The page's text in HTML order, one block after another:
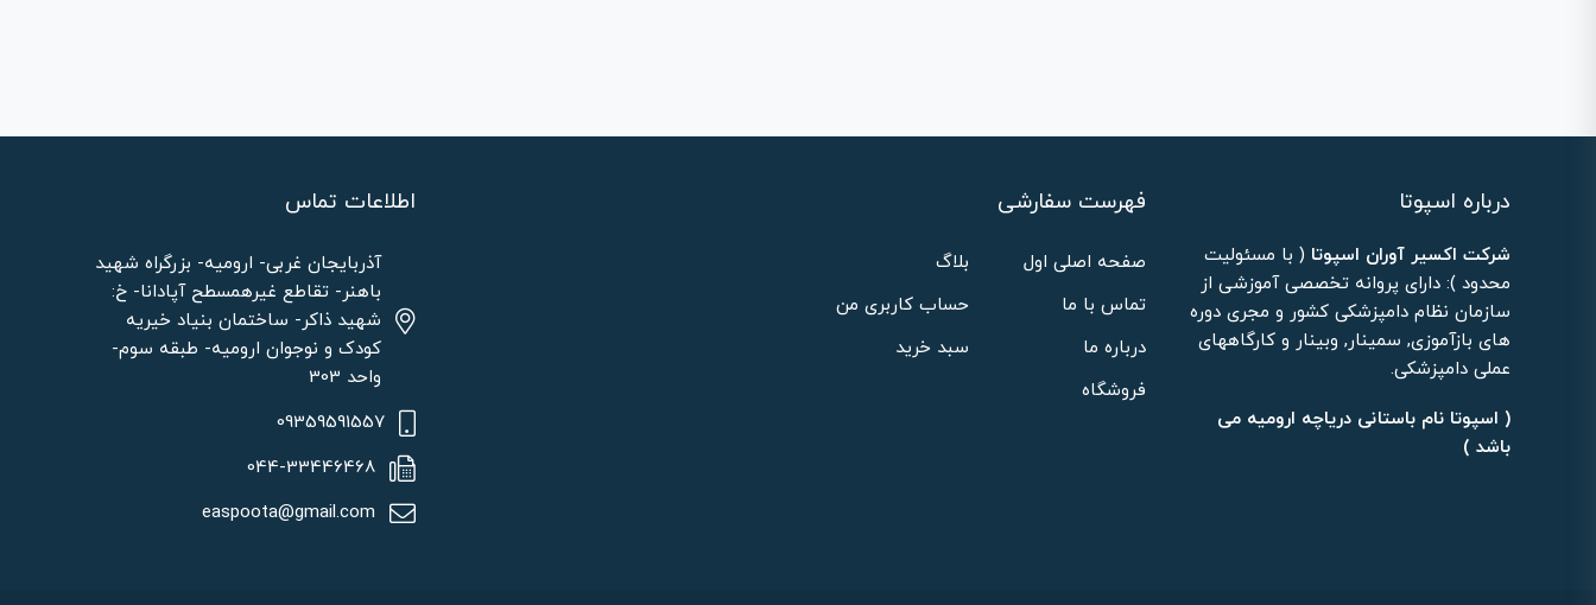
درباره اسپوتا
شرکت اکسیر آوران اسپوتا ( با مسئولیت
محدود ): دارای پروانه تخصصی آموزشی از
سازمان نظام دامپزشکی کشور و مجری دوره
های بازآموزی, سمینار, وبینار و کارگاههای
عملی دامپزشکی.
( اسپوتا نام باستانی دریاچه ارومیه می
باشد )
فهرست سفارشی
صفحه اصلی اول
بلاگ
تماس با ما
حساب کاربری من
درباره ما
سبد خرید
فروشگاه
اطلاعات تماس
آذربایجان غربی- ارومیه- بزرگراه شهید
باهنر- تقاطع غیرهمسطح آپادانا- خ:
شهید ذاکر- ساختمان بنیاد خیریه
کودک و نوجوان ارومیه- طبقه سوم-
واحد 303
09359591557
044-33446468
easpoota@gmail.com